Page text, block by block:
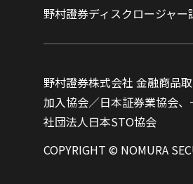
野村證券ディスクロージャー
野村證券株式会社 金融商品
加入協会／日本証券業協会
社団法人日本STO協会
COPYRIGHT © NOMURA